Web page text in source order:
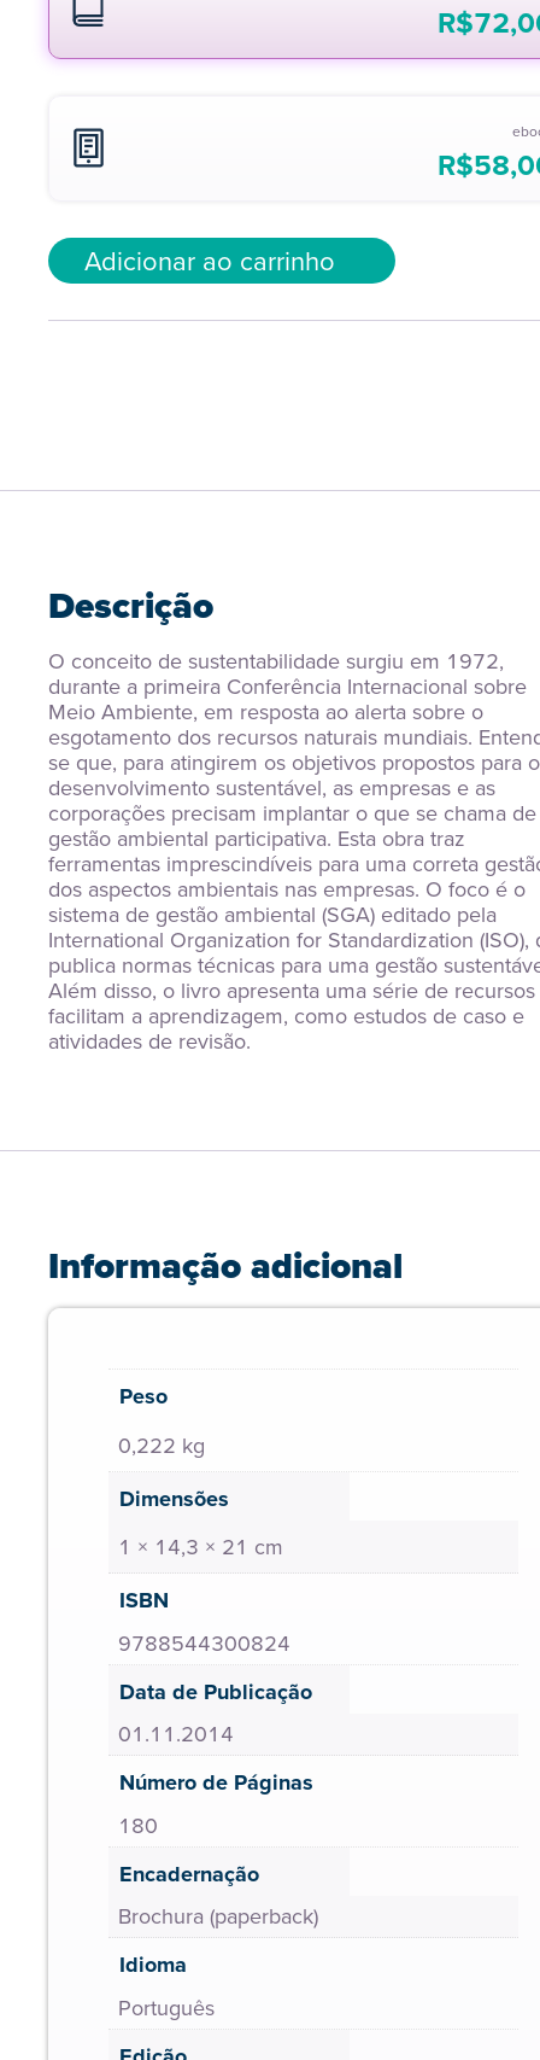
R$
R$
Adicionar ao carrinho
Descrição
O conceito de sustentabilidade surgiu em 1972,
durante a primeira Conferência Internacional sobre
Meio Ambiente, em resposta ao alerta sobre o
esgotamento dos recursos naturais mundiais.
se que, para atingirem os objetivos propostos para o
desenvolvimento sustentável, as empresas e as
corporações precisam implantar o que se chama de
gestão ambiental participativa. Esta obra traz
ferramentas imprescindíveis para uma correta
dos aspectos ambientais nas empresas. O foco é o
sistema de gestão ambiental (SGA) editado pela
International Organization for Standardization (ISO),
publica normas técnicas para uma gestão
Além disso, o livro apresenta uma série de
facilitam a aprendizagem, como estudos de caso e
atividades de revisão.
Informação adicional
Peso
0,222 kg
Dimensões
1 × 14,3 × 21 cm
ISBN
9788544300824
Data de Publicação
01.11.2014
Número de Páginas
180
Encadernação
Brochura (paperback)
Idioma
Português